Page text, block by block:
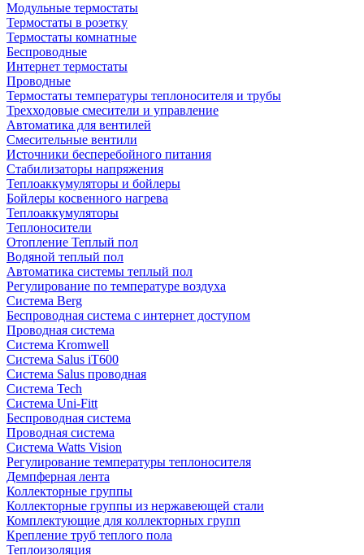
Модульные термостаты
Термостаты в розетку
Термостаты комнатные
Беспроводные
Интернет термостаты
Проводные
Термостаты температуры теплоносителя и трубы
Трехходовые смесители и управление
Автоматика для вентилей
Смесительные вентили
Источники бесперебойного питания
Стабилизаторы напряжения
Теплоаккумуляторы и бойлеры
Бойлеры косвенного нагрева
Теплоаккумуляторы
Теплоносители
Отопление Теплый пол
Водяной теплый пол
Автоматика системы теплый пол
Регулирование по температуре воздуха
Система Berg
Беспроводная система с интернет доступом
Проводная система
Система Kromwell
Система Salus iT600
Система Salus проводная
Система Tech
Система Uni-Fitt
Беспроводная система
Проводная система
Система Watts Vision
Регулирование температуры теплоносителя
Демпферная лента
Коллекторные группы
Коллекторные группы из нержавеющей стали
Комплектующие для коллекторных групп
Крепление труб теплого пола
Теплоизоляция